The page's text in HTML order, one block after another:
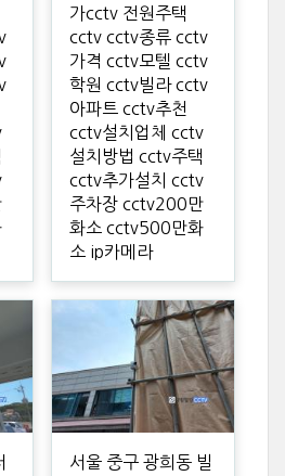
가cctv 전원주택
cctv cctv종류 cctv
가격 cctv모텔 cctv
학원 cctv빌라 cctv
아파트 cctv추천
cctv설치업체 cctv
설치방법 cctv주택
cctv추가설치 cctv
주차장 cctv200만
화소 cctv500만화
소 ip카메라
서울 중구 광희동 빌